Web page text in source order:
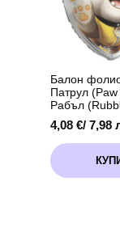
chosen
page
Балон
Патрул
Рабъл
4,08 €/ 7,98